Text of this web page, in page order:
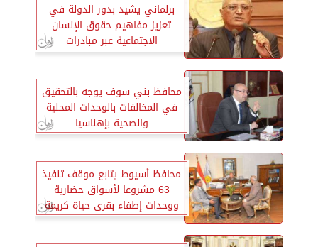
برلماني يشيد بدور الدولة في
تعزيز مفاهيم حقوق الإنسان
الاجتماعية عبر مبادرات
ومشروعات ضخمة
محافظ بني سوف يوجه بالتحقيق
في المخالفات بالوحدات المحلية
والصحية بإهناسيا
محافظ أسيوط يتابع موقف تنفيذ
63 مشروعا لأسواق حضارية
ووحدات إطفاء بقرى حياة كريمة